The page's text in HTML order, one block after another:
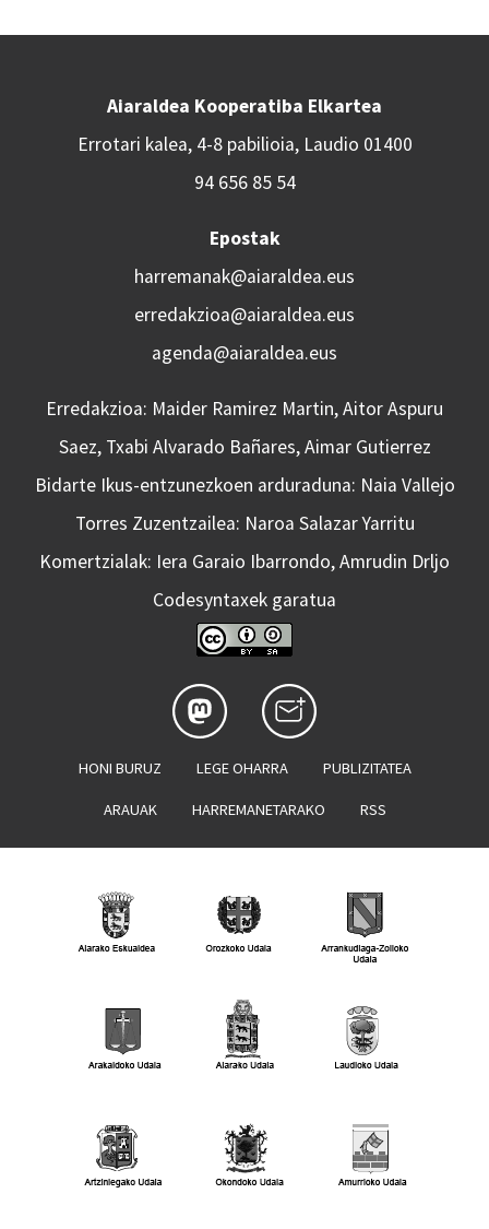
Aiaraldea Kooperatiba Elkartea
Errotari kalea, 4-8 pabilioia, Laudio 01400
94 656 85 54
Epostak
harremanak@aiaraldea.eus
erredakzioa@aiaraldea.eus
agenda@aiaraldea.eus
Erredakzioa: Maider Ramirez Martin, Aitor Aspuru
Saez, Txabi Alvarado Bañares, Aimar Gutierrez
Bidarte Ikus-entzunezkoen arduraduna: Naia Vallejo
Torres Zuzentzailea: Naroa Salazar Yarritu
Komertzialak: Iera Garaio Ibarrondo, Amrudin Drljo
Codesyntaxek garatua
HONI BURUZ LEGE OHARRA PUBLIZITATEA
ARAUAK HARREMANETARAKO RSS